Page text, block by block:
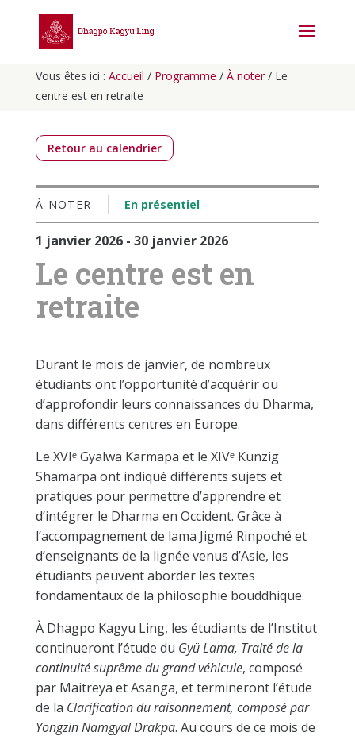
Vous êtes ici : Accueil / Programme / À noter/ Le
centre est en retraite
Retour au calendrier
À NOTER En présentiel
1 janvier 2026 - 30 janvier 2026
Le centre est en
retraite
Durant le mois de janvier, de nombreux
étudiants ont l’opportunité d’acquérir ou
d’approfondir leurs connaissances du Dharma,
dans différents centres en Europe.
Le XVIᵉ Gyalwa Karmapa et le XIVᵉ Kunzig
Shamarpa ont indiqué différents sujets et
pratiques pour permettre d’apprendre et
d’intégrer le Dharma en Occident. Grâce à
l’accompagnement de lama Jigmé Rinpoché et
d’enseignants de la lignée venus d’Asie, les
étudiants peuvent aborder les textes
fondamentaux de la philosophie bouddhique.
À Dhagpo Kagyu Ling, les étudiants de l’Institut
continueront l’étude du Gyü Lama, Traité de la
continuité suprême du grand véhicule, composé
par Maitreya et Asanga, et termineront l’étude
de la Clarification du raisonnement, composé par
Yongzin Namgyal Drakpa. Au cours de ce mois de